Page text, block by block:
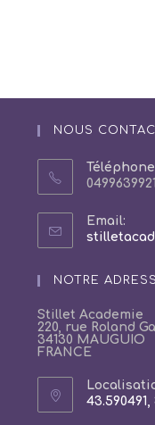
NOUS
Téléphone
0499639921
Email:
NOTRE
Stillet Academie
220, rue Roland
34130 MAUGUIO
FRANCE
43.590491,